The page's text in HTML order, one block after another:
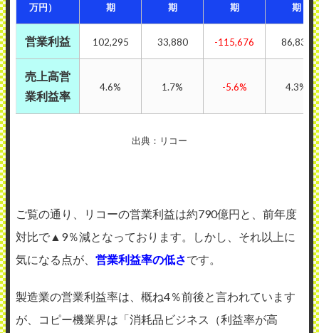
万円）
期
期
期
期
営業利益 102,295 33,880 -115,676 86,839
売上高営
業利益率
4.6% 1.7% -5.6% 4.3%
出典：リコー
ご覧の通り、リコーの営業利益は約790億円と、前年度
対比で▲9％減となっております。しかし、それ以上に
気になる点が、 営業利益率の低さです。
製造業の営業利益率は、概ね4％前後と言われています
が、コピー機業界は「消耗品ビジネス（利益率が高